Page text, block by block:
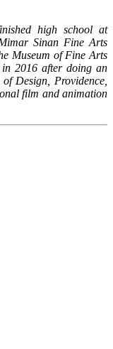
high school at
Sinan Fine Arts
Museum of Fine Arts
in 2016 after doing an
Design, Providence,
film and animation